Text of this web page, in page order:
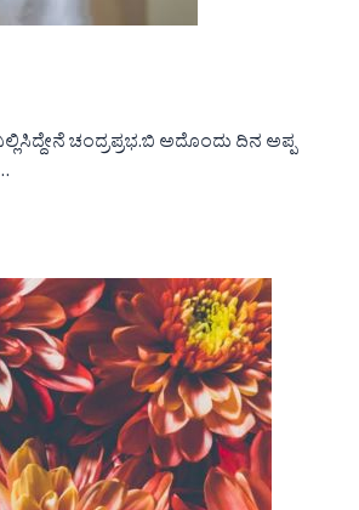
ಚಂದ್ರಪ್ರಭ.ಬಿ ಅದೊಂದು ದಿನ ಅಪ್ಪ